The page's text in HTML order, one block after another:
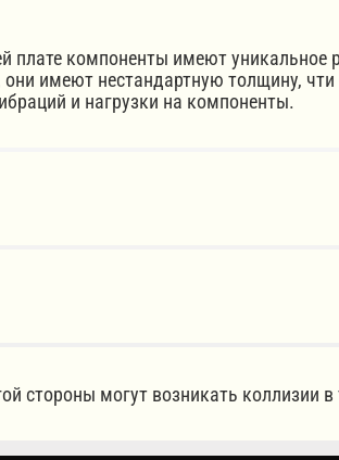
плате компоненты имеют уникальное
имеют нестандартную толщину,
и нагрузки на компоненты.
стороны могут возникать коллизии